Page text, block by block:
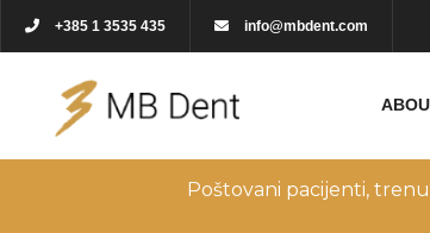
+385 1 3535 435 info@mbdent.com
Poštovani pacijenti,